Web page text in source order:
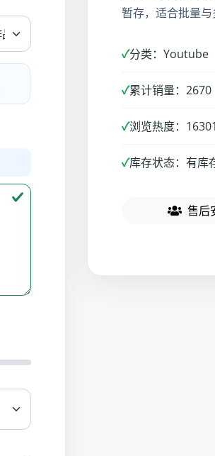
暂存，适合批量与
✓分类：Youtube
✓累计销量：2670
✓浏览热度：
✓库存状态：有库
售后